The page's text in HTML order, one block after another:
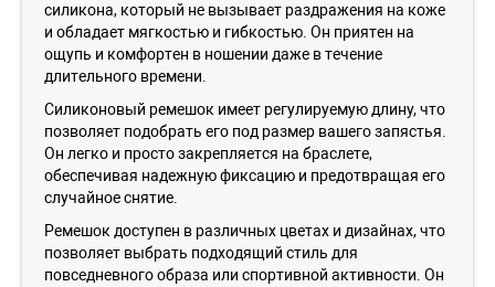
силикона, который не вызывает раздражения на коже
и обладает мягкостью и гибкостью. Он приятен на
ощупь и комфортен в ношении даже в течение
длительного времени.
Силиконовый ремешок имеет регулируемую длину, что
позволяет подобрать его под размер вашего запястья.
Он легко и просто закрепляется на браслете,
обеспечивая надежную фиксацию и предотвращая его
случайное снятие.
Ремешок доступен в различных цветах и дизайнах, что
позволяет выбрать подходящий стиль для
повседневного образа или спортивной активности. Он